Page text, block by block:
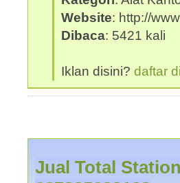
Website: http://
Dibaca: 5421 kali
Iklan disini? daftar
Jual Total